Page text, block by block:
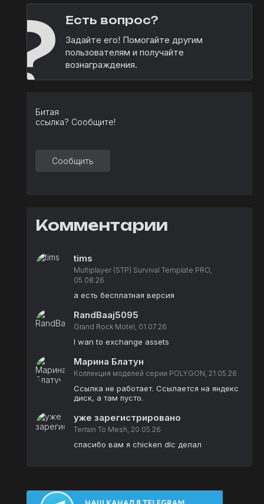
Есть вопрос?
Задайте его! Помогайте другим
пользователям и получайте
вознаграждения.
Битая
ссылка? Сообщите!
Сообщить
Комментарии
tims
Multiplayer (STP) Survival Template PRO,
05.08.26
а есть бесплатная версия
RandBaaj5095
Grand Rock Motel, 01.07.26
I wan to exchange assets
Марина Блатун
Коллекция моделей серии POLYGON, 21.05.26
Ссылка не работает. Ссылается на яндекс
диск, а там пусто.
уже зарегистрировано
Terrain To Mesh, 20.05.26
спасибо вам я chicken dlc делал